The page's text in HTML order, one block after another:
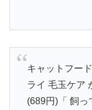
キャットフー
ライ 毛玉ケア
(689円)「 飼っ